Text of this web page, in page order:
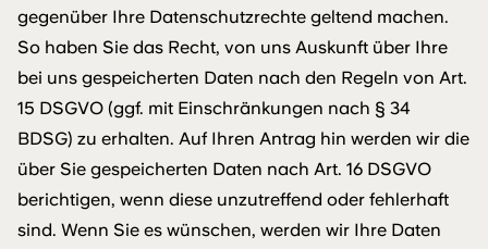
gegenüber Ihre Datenschutzrechte geltend machen.
So haben Sie das Recht, von uns Auskunft über Ihre
bei uns gespeicherten Daten nach den Regeln von Art.
15 DSGVO (ggf. mit Einschränkungen nach § 34
BDSG) zu erhalten. Auf Ihren Antrag hin werden wir die
über Sie gespeicherten Daten nach Art. 16 DSGVO
berichtigen, wenn diese unzutreffend oder fehlerhaft
sind. Wenn Sie es wünschen, werden wir Ihre Daten